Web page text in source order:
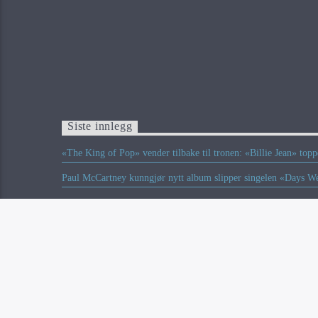
Siste innlegg
«The King of Pop» vender tilbake til tronen: «Billie Jean»
Paul McCartney kunngjør nytt album slipper singelen «Days